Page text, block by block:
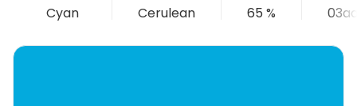
Cyan Cerulean 65 %